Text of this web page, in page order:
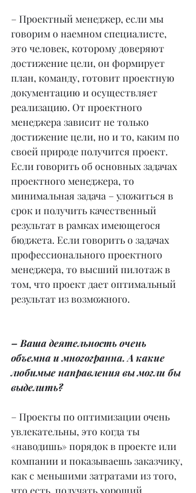
– Проектный менеджер, если мы
говорим о наемном специалисте,
это человек, которому доверяют
достижение цели, он формирует
план, команду, готовит проектную
документацию и осуществляет
реализацию. От проектного
менеджера зависит не только
достижение цели, но и то, каким по
своей природе получится проект.
Если говорить об основных задачах
проектного менеджера, то
минимальная задача – уложиться в
срок и получить качественный
результат в рамках имеющегося
бюджета. Если говорить о задачах
профессионального проектного
менеджера, то высший пилотаж в
том, что проект дает оптимальный
результат из возможного.
– Ваша деятельность очень
объемна и многогранна. А какие
любимые направления вы могли бы
выделить?
– Проекты по оптимизации очень
увлекательны, это когда ты
«наводишь» порядок в проекте или
компании и показываешь заказчику,
как с меньшими затратами из того,
что есть, получать хороший